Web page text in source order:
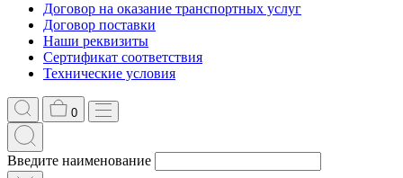
Договор на оказание транспортных услуг
Договор поставки
Наши реквизиты
Сертификат соответствия
Технические условия
0
Введите наименование